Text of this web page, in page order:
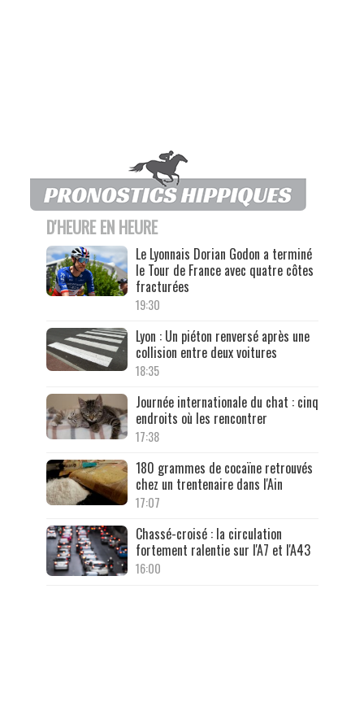
D'HEURE EN HEURE
Le Lyonnais Dorian Godon a terminé
le Tour de France avec quatre côtes
fracturées
19:30
Lyon : Un piéton renversé après une
collision entre deux voitures
18:35
Journée internationale du chat : cinq
endroits où les rencontrer
17:38
180 grammes de cocaïne retrouvés
chez un trentenaire dans l'Ain
17:07
Chassé-croisé : la circulation
fortement ralentie sur l'A7 et l'A43
16:00